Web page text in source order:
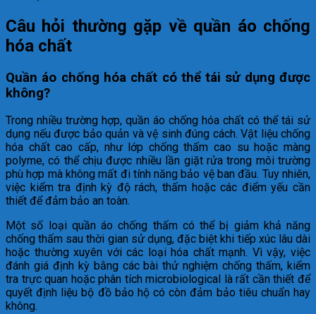
Câu hỏi thường gặp về quần áo chống
hóa chất
Quần áo chống hóa chất có thể tái sử dụng được
không?
Trong nhiều trường hợp, quần áo chống hóa chất có thể tái sử
dụng nếu được bảo quản và vệ sinh đúng cách. Vật liệu chống
hóa chất cao cấp, như lớp chống thấm cao su hoặc màng
polyme, có thể chịu được nhiều lần giặt rửa trong môi trường
phù hợp mà không mất đi tính năng bảo vệ ban đầu. Tuy nhiên,
việc kiểm tra định kỳ độ rách, thấm hoặc các điểm yếu cần
thiết để đảm bảo an toàn.
Một số loại quần áo chống thấm có thể bị giảm khả năng
chống thấm sau thời gian sử dụng, đặc biệt khi tiếp xúc lâu dài
hoặc thường xuyên với các loại hóa chất mạnh. Vì vậy, việc
đánh giá định kỳ bằng các bài thử nghiệm chống thấm, kiểm
tra trực quan hoặc phân tích microbiological là rất cần thiết để
quyết định liệu bộ đồ bảo hộ có còn đảm bảo tiêu chuẩn hay
không.